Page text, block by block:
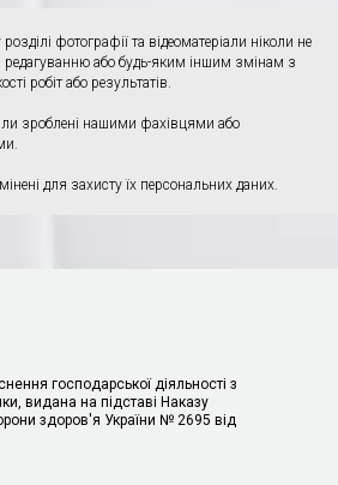
фотографії та відеоматеріали ніколи не
редагуванню або будь-яким іншим змінам з
робіт або результатів.
зроблені нашими фахівцями або
для захисту їх персональних даних.
господарської діяльності з
видана на підставі Наказу
здоров'я України № 2695 від